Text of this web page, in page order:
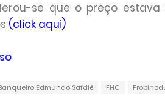
se que o preço
(click aqui)
Edmundo Safdié FHC